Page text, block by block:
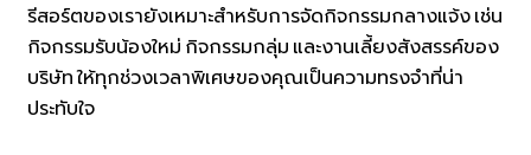
รีสอร์ตของเรายังเหมาะสำหรับการจัดกิจกรรมกลางแจ้ง เช่น
กิจกรรมรับน้องใหม่ กิจกรรมกลุ่ม และงานเลี้ยงสังสรรค์ของ
บริษัท ให้ทุกช่วงเวลาพิเศษของคุณเป็นความทรงจำที่น่า
ประทับใจ